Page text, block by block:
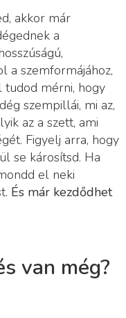
akkor már
a
a szemformájához,
mérni, hogy
szempillái, mi az,
az a szett, ami
Figyelj arra, hogy
se károsítsd. Ha
el neki
És már kezdődhet
van még?